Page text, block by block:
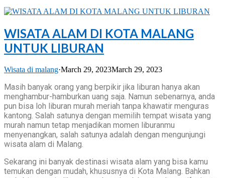
WISATA ALAM DI KOTA MALANG
UNTUK LIBURAN
Wisata di malang·March 29, 2023March 29, 2023
Masih banyak orang yang berpikir jika liburan hanya akan
menghambur-hamburkan uang saja. Namun sebenarnya, anda
pun bisa loh liburan murah meriah tanpa khawatir menguras
kantong. Salah satunya dengan memilih tempat wisata yang
murah namun tetap menjadikan momen liburanmu
menyenangkan, salah satunya adalah dengan mengunjungi
wisata alam di Malang.
Sekarang ini banyak destinasi wisata alam yang bisa kamu
temukan dengan mudah, khususnya di Kota Malang. Bahkan